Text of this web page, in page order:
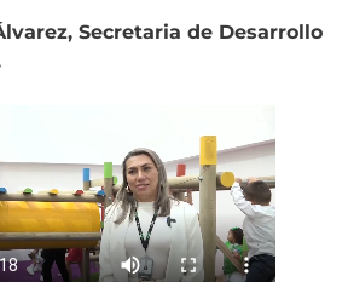
Secretaria de Desarrollo